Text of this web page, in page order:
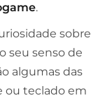
.
sobre
seu senso de
algumas das
ou teclado em